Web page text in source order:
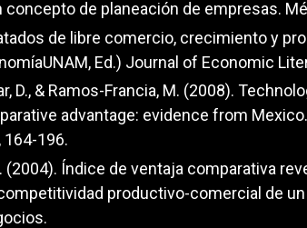
concepto de planeación de empresas.
de libre comercio, crecimiento y
Ed.) Journal of Economic
D., & Ramos-Francia, M. (2008).
advantage: evidence from
164-196.
(2004). Índice de ventaja comparativa
productivo-comercial de